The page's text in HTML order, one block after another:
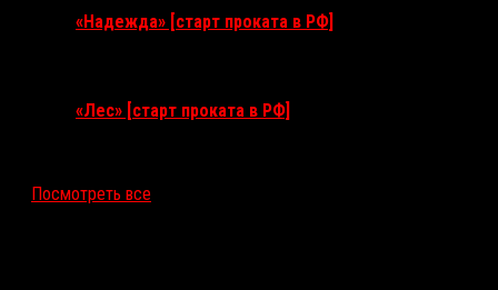
«Надежда» [старт проката в РФ]
«Лес» [старт проката в РФ]
Посмотреть все